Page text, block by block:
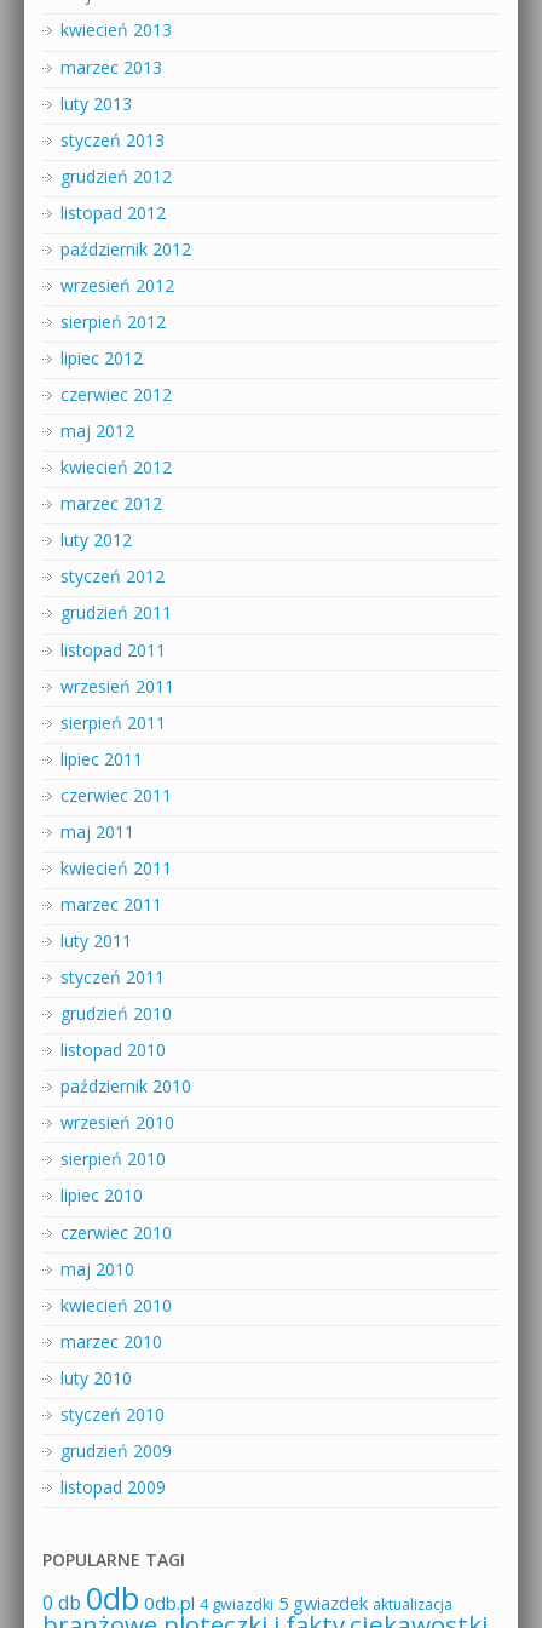
kwiecień 2013
marzec 2013
luty 2013
styczeń 2013
grudzień 2012
listopad 2012
październik 2012
wrzesień 2012
sierpień 2012
lipiec 2012
czerwiec 2012
maj 2012
kwiecień 2012
marzec 2012
luty 2012
styczeń 2012
grudzień 2011
listopad 2011
wrzesień 2011
sierpień 2011
lipiec 2011
czerwiec 2011
maj 2011
kwiecień 2011
marzec 2011
luty 2011
styczeń 2011
grudzień 2010
listopad 2010
październik 2010
wrzesień 2010
sierpień 2010
lipiec 2010
czerwiec 2010
maj 2010
kwiecień 2010
marzec 2010
luty 2010
styczeń 2010
grudzień 2009
listopad 2009
POPULARNE TAGI
0 db 0db 0db.pl 4 gwiazdki 5 gwiazdek aktualizacja